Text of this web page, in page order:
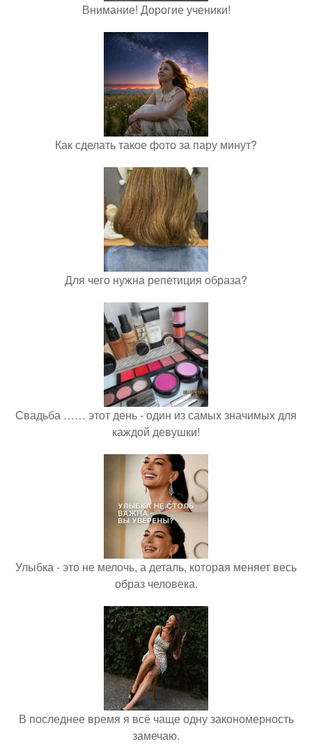
Внимание! Дорогие ученики!
Как сделать такое фото за пару минут?
Для чего нужна репетиция образа?
Свадьба …… этот день - один из самых значимых для
каждой девушки!
Улыбка - это не мелочь, а деталь, которая меняет весь
образ человека.
В последнее время я всё чаще одну закономерность
замечаю.